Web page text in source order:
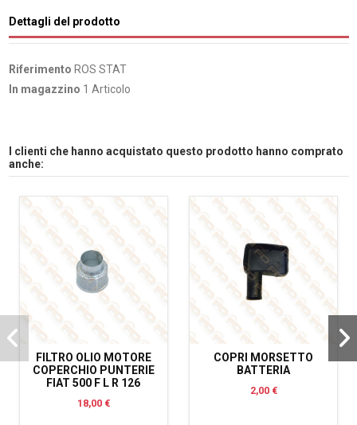
Dettagli del prodotto
Riferimento ROS STAT
In magazzino 1 Articolo
I clienti che hanno acquistato questo prodotto hanno comprato
anche:
FILTRO OLIO MOTORE
COPERCHIO PUNTERIE
FIAT 500 F L R 126
18,00 €
COPRI MORSETTO
BATTERIA
2,00 €